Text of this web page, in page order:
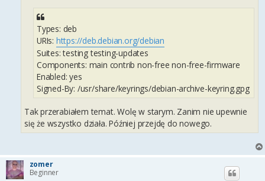
Types: deb
URIs: https://deb.debian.org/debian
Suites: testing testing-updates
Components: main contrib non-free non-free-firmware
Enabled: yes
Signed-By: /usr/share/keyrings/debian-archive-keyring.gpg
Tak przerabiałem temat. Wolę w starym. Zanim nie upewnie
się że wszystko działa. Później przejdę do nowego.
zomer
Beginner